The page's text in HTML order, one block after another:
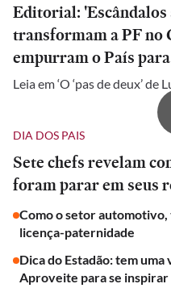
Editorial: 'Escândalos
transformam a PF no
empurram o País
Leia em ‘O ‘pas de deux’ de
DIA DOS PAIS
Sete chefs revelam
foram parar em seus
Como o setor automotivo,
licença-paternidade
Dica do Estadão: tem uma
Aproveite para se inspirar